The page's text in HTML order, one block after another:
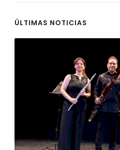
ÚLTIMAS NOTICIAS